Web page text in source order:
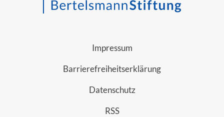
Impressum
Barrierefreiheitserklärung
Datenschutz
RSS